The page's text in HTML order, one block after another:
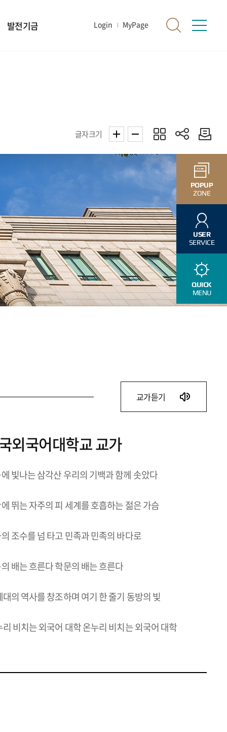
발전기금 Login MyPage
POPUP
ZONE
USER
SERVICE
QUICK
MENU
글자크기
교가듣기
외국어대학교 교가
빛나는 삼각산 우리의 기백과 함께 솟았다
뛰는 자주의 피 세계를 호흡하는 젊은 가슴
조수를 넘 타고 민족과 민족의 바다로
배는 흐른다 학문의 배는 흐른다
대의 역사를 창조하며 여기 한 줄기 동방의 빛
리 비치는 외국어 대학 온누리 비치는 외국어 대학